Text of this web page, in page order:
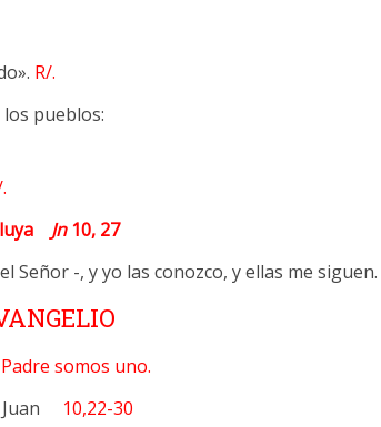
R/.
pueblos:
Jn10, 27
Señor -, y yo las conozco, y ellas me siguen.
somos uno.
Juan 10,22-30